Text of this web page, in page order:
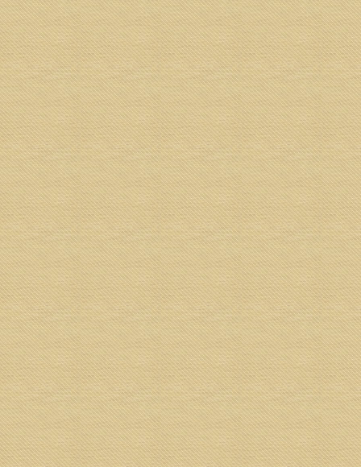
丹尼斯2017年鸡年红包收藏
由Gilbert Lawrence| 10 月 31, 2018|世界各地的红包收藏家 |0 |
来自SuperAdrianMe.com的技术编辑Dennis在2017
年(鸡年)收集了来自新加坡的红包。看看他所有的独
家红包收集。
阅读更多